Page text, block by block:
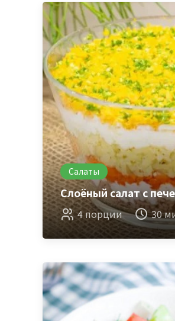
Салаты
Слоёный салат с
4 порции 30